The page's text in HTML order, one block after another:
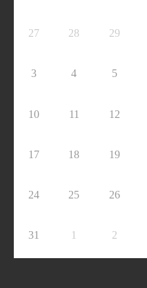
27 28 29
3 4 5
10 11 12
17 18 19
24 25 26
31 1 2